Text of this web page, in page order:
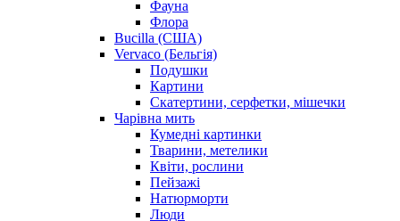
Фауна
Флора
Bucilla (США)
Vervaco (Бельгія)
Подушки
Картини
Скатертини, серфетки, мішечки
Чарiвна мить
Кумедні картинки
Тварини, метелики
Квіти, рослини
Пейзажі
Натюрморти
Люди